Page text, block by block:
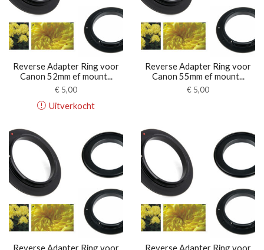
Reverse Adapter Ring voor
Canon 52mm ef mount...
€ 5,00
Uitverkocht
Reverse Adapter Ring voor
Canon 55mm ef mount...
€ 5,00
Reverse Adapter Ring voor
Reverse Adapter Ring voor